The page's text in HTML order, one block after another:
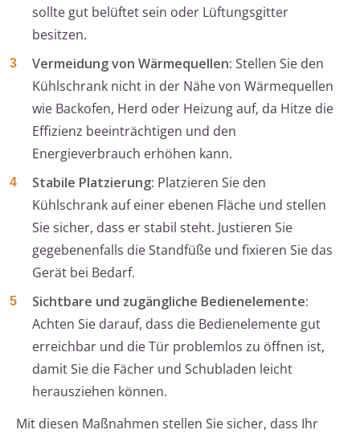
sollte gut belüftet sein oder Lüftungsgitter
besitzen.
Vermeidung von Wärmequellen: Stellen Sie den
Kühlschrank nicht in der Nähe von Wärmequellen
wie Backofen, Herd oder Heizung auf, da Hitze die
Effizienz beeinträchtigen und den
Energieverbrauch erhöhen kann.
Stabile Platzierung: Platzieren Sie den
Kühlschrank auf einer ebenen Fläche und stellen
Sie sicher, dass er stabil steht. Justieren Sie
gegebenenfalls die Standfüße und fixieren Sie das
Gerät bei Bedarf.
Sichtbare und zugängliche Bedienelemente:
Achten Sie darauf, dass die Bedienelemente gut
erreichbar und die Tür problemlos zu öffnen ist,
damit Sie die Fächer und Schubladen leicht
herausziehen können.
Mit diesen Maßnahmen stellen Sie sicher, dass Ihr